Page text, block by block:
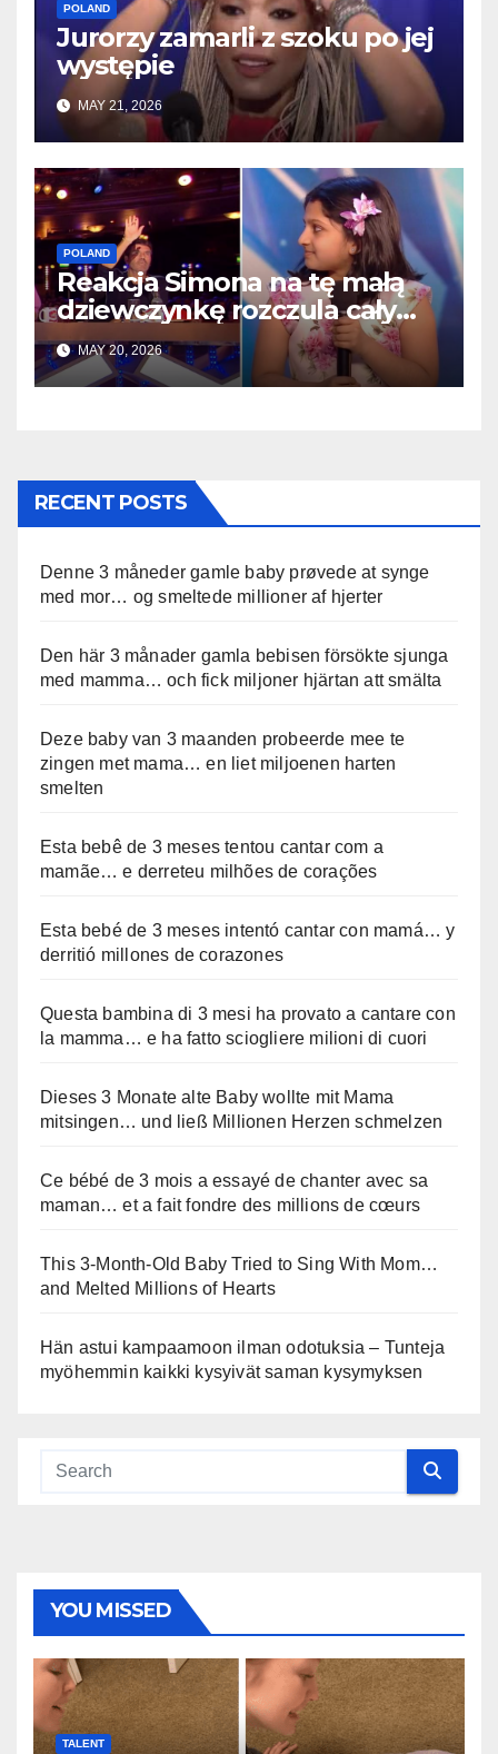
POLAND
Jurorzy zamarli z szoku po jej
występie
MAY 21, 2026
POLAND
Reakcja Simona na tę małą
dziewczynkę rozczula cały
internet
MAY 20, 2026
RECENT POSTS
Denne 3 måneder gamle baby prøvede at synge
med mor… og smeltede millioner af hjerter
Den här 3 månader gamla bebisen försökte sjunga
med mamma… och fick miljoner hjärtan att smälta
Deze baby van 3 maanden probeerde mee te
zingen met mama… en liet miljoenen harten
smelten
Esta bebê de 3 meses tentou cantar com a
mamãe… e derreteu milhões de corações
Esta bebé de 3 meses intentó cantar con mamá… y
derritió millones de corazones
Questa bambina di 3 mesi ha provato a cantare con
la mamma… e ha fatto sciogliere milioni di cuori
Dieses 3 Monate alte Baby wollte mit Mama
mitsingen… und ließ Millionen Herzen schmelzen
Ce bébé de 3 mois a essayé de chanter avec sa
maman… et a fait fondre des millions de cœurs
This 3-Month-Old Baby Tried to Sing With Mom…
and Melted Millions of Hearts
Hän astui kampaamoon ilman odotuksia – Tunteja
myöhemmin kaikki kysyivät saman kysymyksen
YOU MISSED
TALENT